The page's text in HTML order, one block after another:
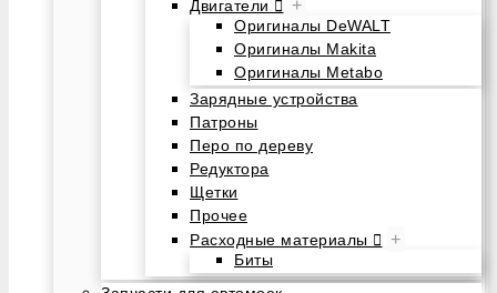
Двигатели
+
Оригиналы DeWALT
Оригиналы Makita
Оригиналы Metabo
Зарядные устройства
Патроны
Перо по дереву
Редуктора
Щетки
Прочее
Расходные материалы
+
Биты